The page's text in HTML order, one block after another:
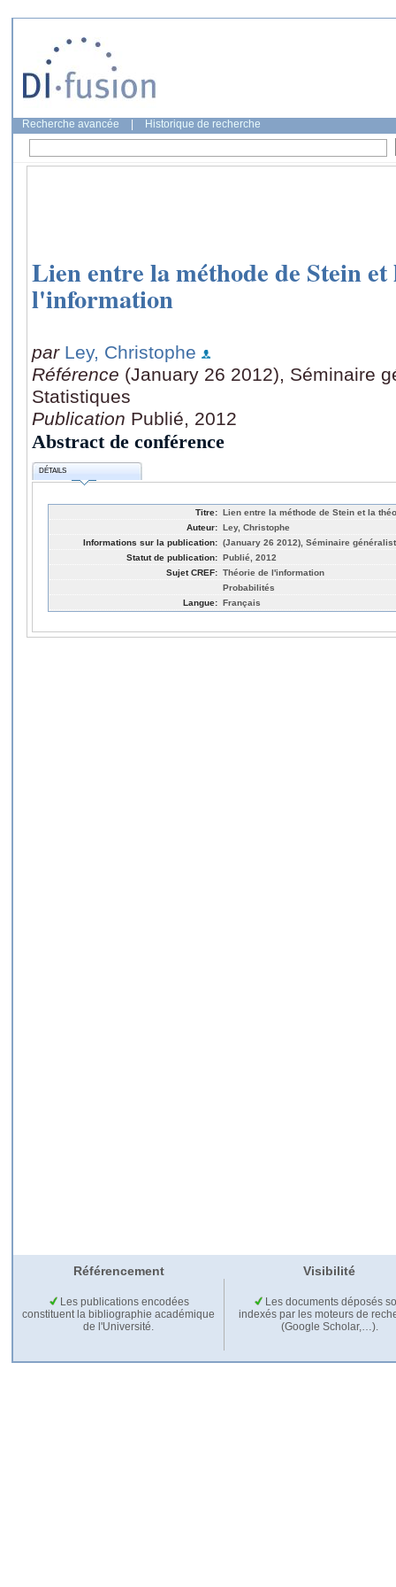
Recherche avancée Historique de recherche
Lien entre la méthode de Stein
l'information
par Ley, Christophe
Référence (January 26 2012), Séminaire
Statistiques
Publication Publié, 2012
Abstract de conférence
DÉTAILS
Titre: Lien entre la méthode de Stein et la
Auteur: Ley, Christophe
Informations sur la publication: (January 26 2012), Séminaire
Statut de publication: Publié, 2012
Sujet CREF: Théorie de l'information
Probabilités
Langue: Français
Référencement Visibilité
Les publications encodées
constituent la bibliographie académique
de l'Université.
Les documents déposés
indexés par les moteurs de
(Google Scholar,…).